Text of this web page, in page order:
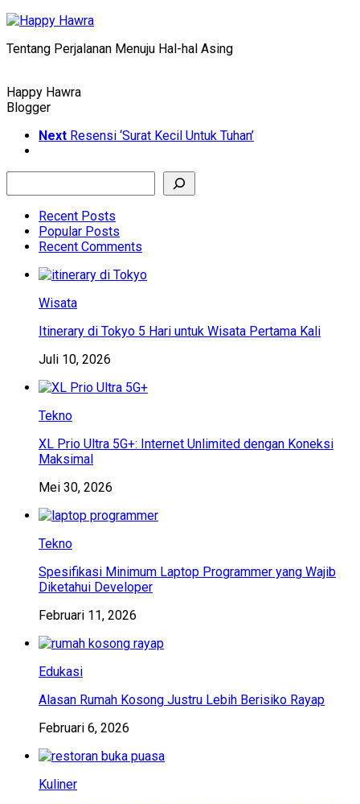
Skip
content
Tentang Perjalanan Menuju Hal-hal Asing
Happy Hawra
Blogger
Next Resensi ‘Surat Kecil Untuk Tuhan’
Recent Posts
Popular Posts
Recent Comments
Wisata
Itinerary di Tokyo 5 Hari untuk Wisata Pertama Kali
Juli 10, 2026
Tekno
XL Prio Ultra 5G+: Internet Unlimited dengan Koneksi
Maksimal
Mei 30, 2026
Tekno
Spesifikasi Minimum Laptop Programmer yang Wajib
Diketahui Developer
Februari 11, 2026
Edukasi
Alasan Rumah Kosong Justru Lebih Berisiko Rayap
Februari 6, 2026
Kuliner